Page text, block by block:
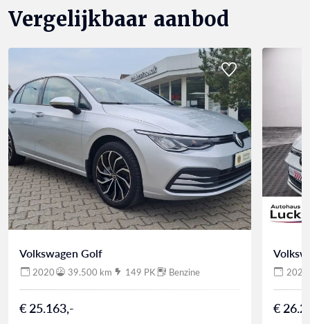
Vergelijkbaar aanbod
Volkswagen Golf
2020 39.500 km 149 PK Benzine
€ 25.163,-
2020
€